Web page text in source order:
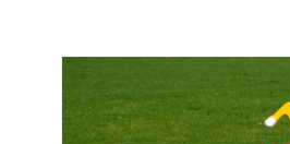
hvězdiček.